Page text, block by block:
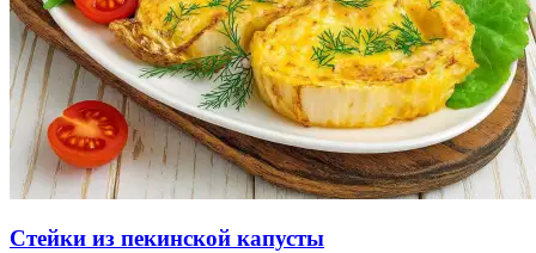
Стейки из пекинской капусты